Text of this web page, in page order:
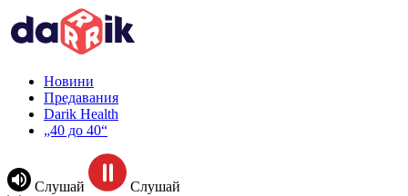
Новини
Предавания
Darik Health
„40 до 40“
Слушай Слушай